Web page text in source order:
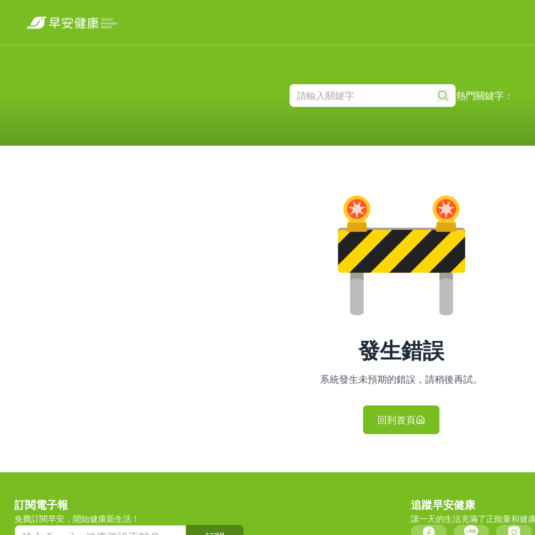
熱門關鍵字：
發生錯誤
系統發生未預期的錯誤，請稍後再試。
回到首頁
訂閱電子報
免費訂閱早安，開始健康新生活！
追蹤早安健康
讓一天的生活充滿了正能量和健